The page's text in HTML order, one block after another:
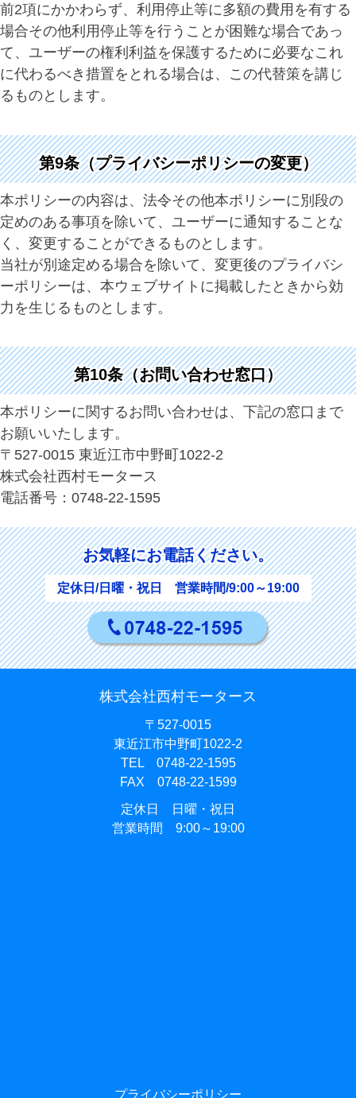
前2項にかかわらず、利用停止等に多額の費用を有する
場合その他利用停止等を行うことが困難な場合であっ
て、ユーザーの権利利益を保護するために必要なこれ
に代わるべき措置をとれる場合は、この代替策を講じ
るものとします。
第9条（プライバシーポリシーの変更）
本ポリシーの内容は、法令その他本ポリシーに別段の
定めのある事項を除いて、ユーザーに通知することな
く、変更することができるものとします。
当社が別途定める場合を除いて、変更後のプライバシ
ーポリシーは、本ウェブサイトに掲載したときから効
力を生じるものとします。
第10条（お問い合わせ窓口）
本ポリシーに関するお問い合わせは、下記の窓口まで
お願いいたします。
〒527-0015 東近江市中野町1022-2
株式会社西村モータース
電話番号：0748-22-1595
お気軽にお電話ください。
定休日/日曜・祝日 営業時間/9:00～19:00
株式会社西村モータース
〒527-0015
東近江市中野町1022-2
TEL 0748-22-1595
FAX 0748-22-1599
定休日 日曜・祝日
営業時間 9:00～19:00
プライバシーポリシー